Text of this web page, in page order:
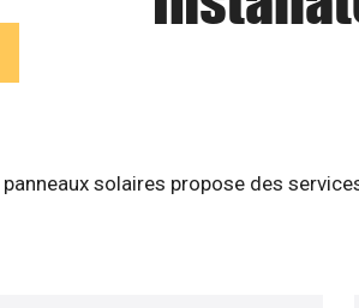
solaires propose des